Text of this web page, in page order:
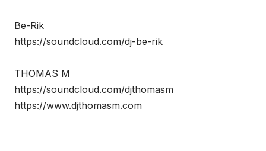
Be-Rik
https://soundcloud.com/dj-be-rik
THOMAS M
https://soundcloud.com/djthomasm
https://www.djthomasm.com